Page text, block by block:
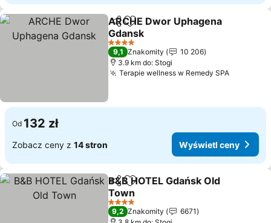
UdostępnijDodaj do ulubionych
ARCHE Dwor Uphagena
Gdansk
Wyświetl ceny
4 Kategoria
9,1 Znakomity
10 206
3.9 km do: Stogi
Terapie wellness w Remedy SPA
Od 132 zł
Zobacz ceny z 14 stron Wyświetl ceny
Udostępnij
Dodaj do ulubionych
B&B HOTEL Gdańsk Old
Town
Wyświetl ceny
4 Kategoria
9,2 Znakomity
6671